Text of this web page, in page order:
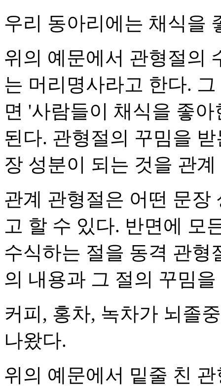
우리 동아리에는 채식을
위의 예문에서 관형절의
는 머리명사라고 한다.
면 '사람들이 채식을 좋
된다. 관형절의 꾸밈을
장 성분이 되는 것을 관
관계 관형절은 어떤 문장
고 할 수 있다. 반면에 모
수식하는 절을 동격 관형
의 내용과 그 절의 꾸밈
커피, 홍차, 녹차가 뇌졸
나왔다.
위의 예문에서 밑줄 친